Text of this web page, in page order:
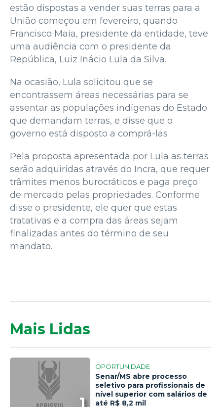
estão dispostas a vender suas terras para a
União começou em fevereiro, quando
Francisco Maia, presidente da entidade, teve
uma audiência com o presidente da
República, Luiz Inácio Lula da Silva.
Na ocasião, Lula solicitou que se
encontrassem áreas necessárias para se
assentar as populações indígenas do Estado
que demandam terras, e disse que o
governo está disposto a comprá-las
Pela proposta apresentada por Lula as terras
serão adquiridas através do Incra, que requer
trâmites menos burocráticos e paga preço
de mercado pelas propriedades. Conforme
disse o presidente, ele quer que estas
tratativas e a compra das áreas sejam
finalizadas antes do término de seu
mandato.
Mais Lidas
1
OPORTUNIDADE
Senar/MS abre processo
seletivo para profissionais de
nível superior com salários de
até R$ 8,2 mil